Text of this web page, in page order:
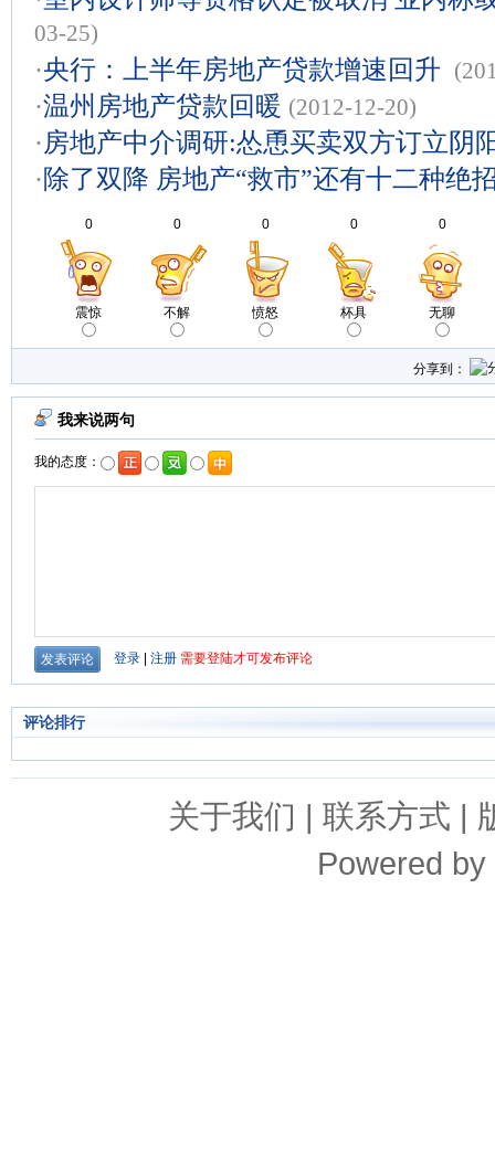
03-25)
·央行：上半年房地产贷款增速回升
·温州房地产贷款回暖 (2012-12-20)
·房地产中介调研:怂恿买卖双方订立阴
·除了双降 房地产“救市”还有十二种绝
0
震惊
0
不解
0
愤怒
0
杯具
0
无聊
分享到：
评论排行
关于我们 | 联系方式 |
Powered by